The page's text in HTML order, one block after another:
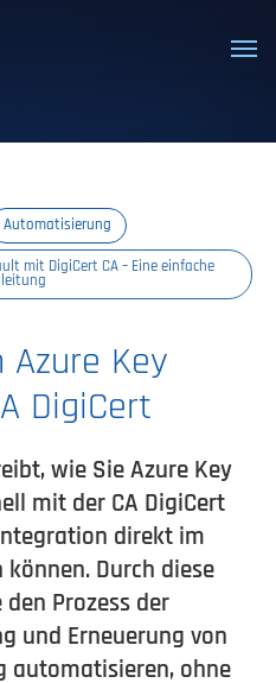
SSL/TLS-
Automatisierung
mit DigiCert CA – Eine einfache
Azure Key
DigiCert
wie Sie Azure Key
mit der CA DigiCert
direkt im
Durch diese
Prozess der
und Erneuerung von
automatisieren, ohne